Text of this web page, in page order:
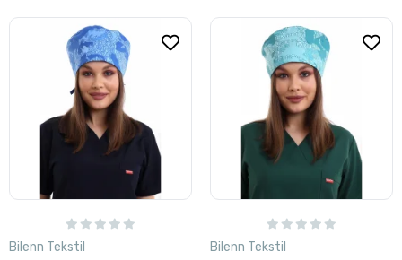
Bilenn Tekstil
Bilenn Tekstil